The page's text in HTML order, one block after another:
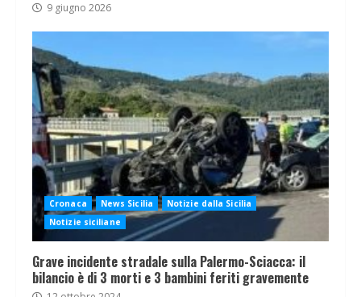
9 giugno 2026
Cronaca News Sicilia
Notizie dalla Sicilia
Notizie siciliane
Grave incidente stradale sulla Palermo-Sciacca: il
bilancio è di 3 morti e 3 bambini feriti gravemente